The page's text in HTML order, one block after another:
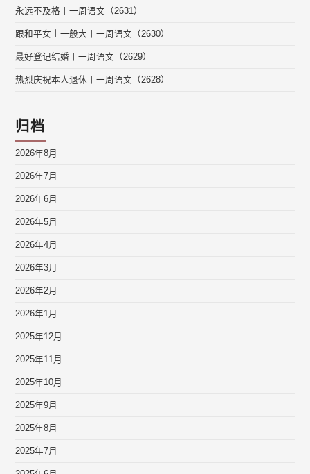
永远不及格丨一周语文（2631）
跟和平女士一般大丨一周语文（2630）
最好登记结婚丨一周语文（2629）
热烈庆祝本人退休丨一周语文（2628）
归档
2026年8月
2026年7月
2026年6月
2026年5月
2026年4月
2026年3月
2026年2月
2026年1月
2025年12月
2025年11月
2025年10月
2025年9月
2025年8月
2025年7月